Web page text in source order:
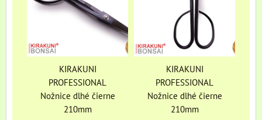
KIRAKUNI
PROFESSIONAL
Nožnice dlhé čierne
210mm
KIRAKUNI
PROFESSIONAL
Nožnice dlhé čierne
210mm